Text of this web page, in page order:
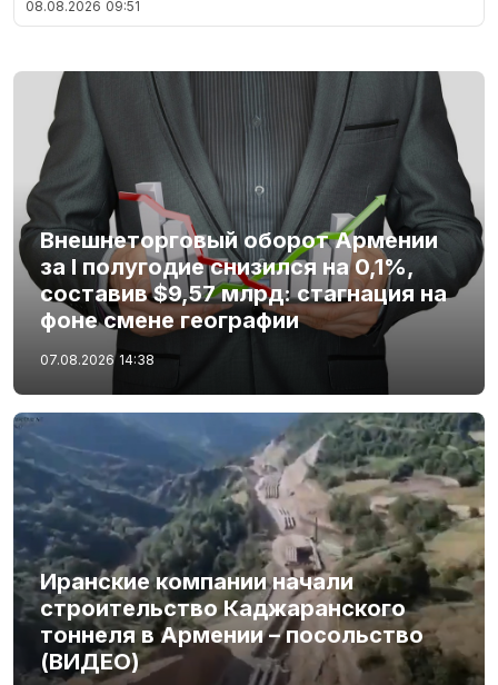
08.08.2026 09:51
Внешнеторговый оборот Армении
за I полугодие снизился на 0,1%,
составив $9,57 млрд: стагнация на
фоне смене географии
07.08.2026 14:38
Иранские компании начали
строительство Каджаранского
тоннеля в Армении – посольство
(ВИДЕО)